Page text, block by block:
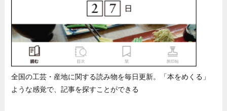
全国の工芸・産地に関する読み物を毎日更新。「本をめくる」
ような感覚で、記事を探すことができる